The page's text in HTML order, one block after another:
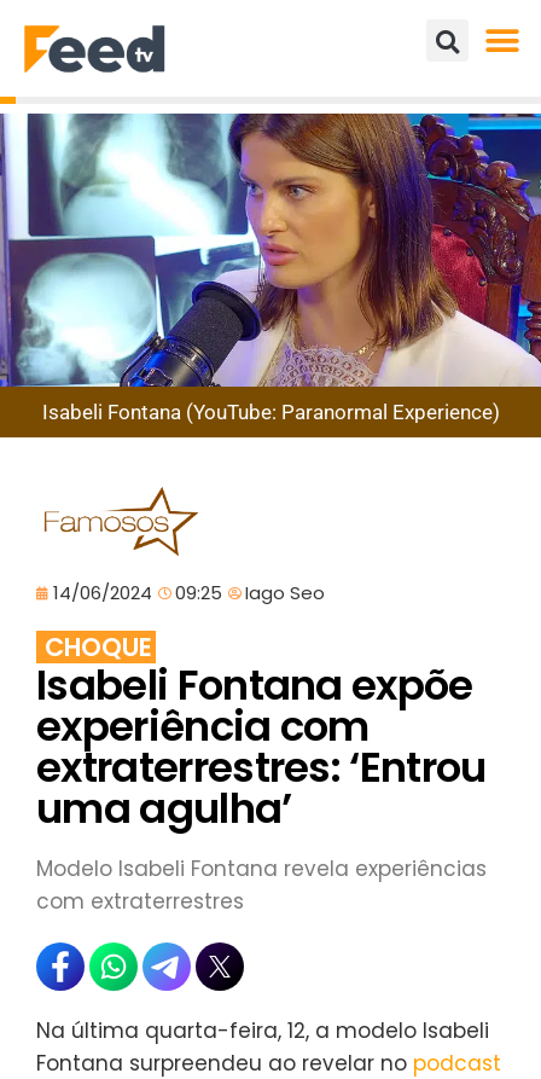
Isabeli Fontana (YouTube: Paranormal Experience)
14/06/2024 09:25 Iago Seo
CHOQUE
Isabeli Fontana expõe
experiência com
extraterrestres: ‘Entrou
uma agulha’
Modelo Isabeli Fontana revela experiências
com extraterrestres
Na última quarta-feira, 12, a modelo Isabeli
Fontana surpreendeu ao revelar no podcast